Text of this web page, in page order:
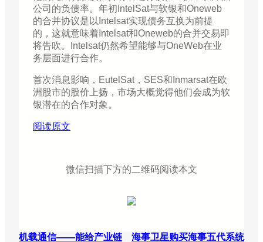
公司的负债率。年初IntelSat与软银和Oneweb
的合并协议是以Intelsat实现债务互换为前提
的，这就意味着Intelsat和Oneweb的合并交易即
将告吹。Intelsat仍然希望能够与OneWeb在业
务层面进行合作。
首次消息影响，EutelSat，SES和Inmarsat在欧
洲股市的股价上扬，市场大概觉得他们会成为软
银潜在的合作对象。
阅读原文
微信扫描下方的二维码阅读本文
机载通信——能给产业链
海事卫星购买海事五代系统